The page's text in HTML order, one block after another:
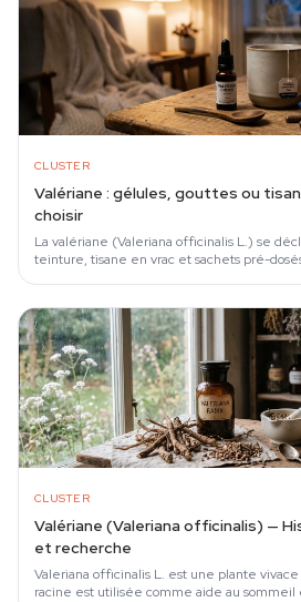
CLUSTER
Valériane : gélules, gouttes ou
choisir
La valériane (Valeriana officinalis L.) se
teinture, tisane en vrac et sachets pré-
CLUSTER
Valériane (Valeriana officinalis) —
et recherche
Valeriana officinalis L. est une plante
racine est utilisée comme aide au sommeil